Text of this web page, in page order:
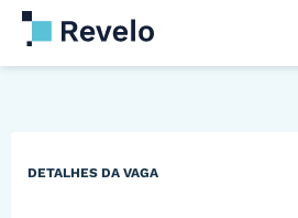
DETALHES DA VAGA